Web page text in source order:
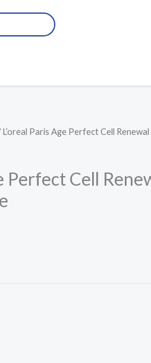
L’oreal Paris Age Perfect Cell
Perfect Cell